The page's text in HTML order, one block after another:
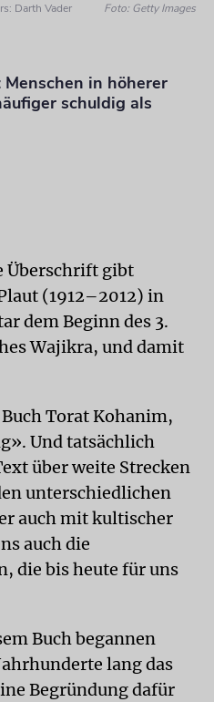
Darth Vader
Foto: Getty Images
Menschen in höherer
schuldig als
Überschrift gibt
(1912–2012) in
dem Beginn des 3.
Wajikra, und damit
Torat Kohanim,
Und tatsächlich
über weite Strecken
unterschiedlichen
auch mit kultischer
auch die
die bis heute für uns
Buch begannen
lang das
Begründung dafür